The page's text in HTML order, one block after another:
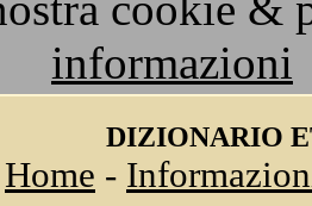
informazioni
DIZIONARIO
Home -